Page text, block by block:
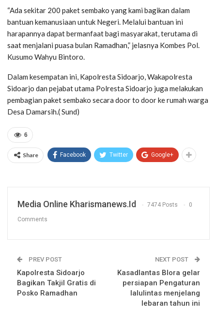
“Ada sekitar 200 paket sembako yang kami bagikan dalam
bantuan kemanusiaan untuk Negeri. Melalui bantuan ini
harapannya dapat bermanfaat bagi masyarakat, terutama di
saat menjalani puasa bulan Ramadhan,” jelasnya Kombes Pol.
Kusumo Wahyu Bintoro.
Dalam kesempatan ini, Kapolresta Sidoarjo, Wakapolresta
Sidoarjo dan pejabat utama Polresta Sidoarjo juga melakukan
pembagian paket sembako secara door to door ke rumah warga
Desa Damarsih.( Sund)
6
Share Facebook Twitter Google+
Media Online Kharismanews.id 7474 Posts 0
Comments
PREV POST
Kapolresta Sidoarjo
Bagikan Takjil Gratis di
Posko Ramadhan
NEXT POST
Kasadlantas Blora gelar
persiapan Pengaturan
lalulintas menjelang
lebaran tahun ini